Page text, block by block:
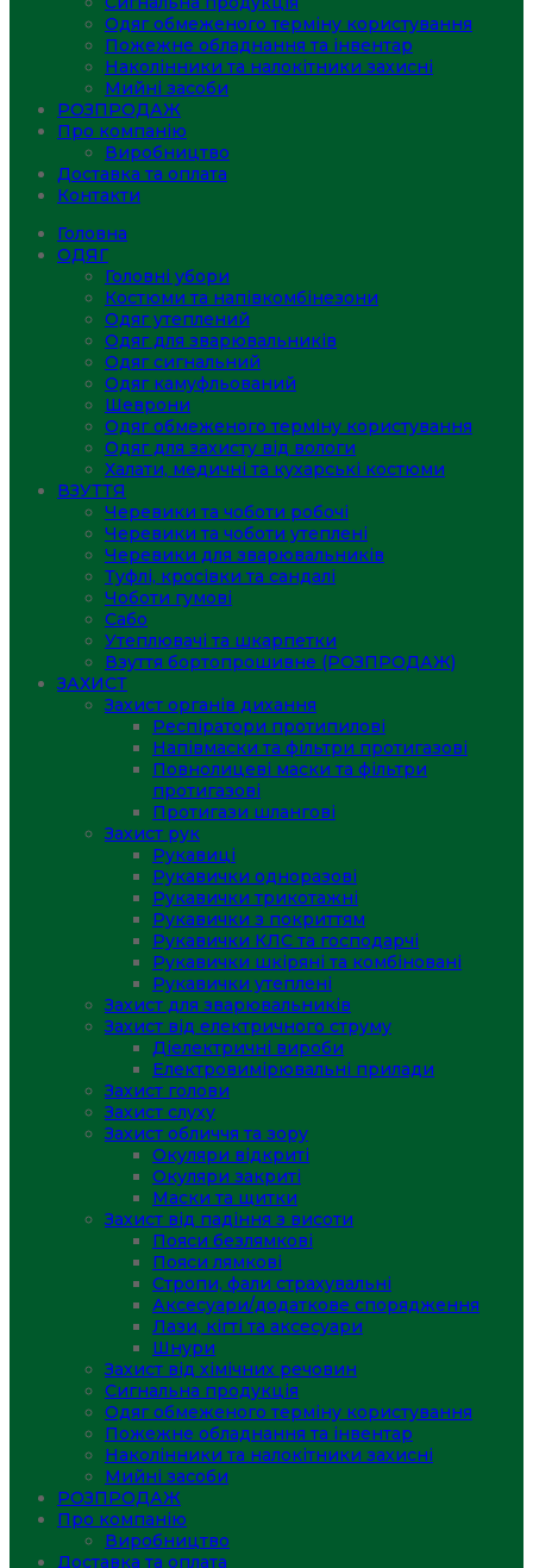
Одяг обмеженого терміну користування
Пожежне обладнання та інвентар
Наколінники та налокітники захисні
Мийні засоби
РОЗПРОДАЖ
Про компанію
Виробництво
Доставка та оплата
Контакти
Головна
ОДЯГ
Головні убори
Костюми та напівкомбінезони
Одяг утеплений
Одяг для зварювальників
Одяг сигнальний
Одяг камуфльований
Шеврони
Одяг обмеженого терміну користування
Одяг для захисту від вологи
Халати, медичні та кухарські костюми
ВЗУТТЯ
Черевики та чоботи робочі
Черевики та чоботи утеплені
Черевики для зварювальників
Туфлі, кросівки та сандалі
Чоботи гумові
Сабо
Утеплювачі та шкарпетки
Взуття бортопрошивне (РОЗПРОДАЖ)
ЗАХИСТ
Захист органів дихання
Респіратори протипилові
Напівмаски та фільтри протигазові
Повнолицеві маски та фільтри
протигазові
Протигази шлангові
Захист рук
Рукавиці
Рукавички одноразові
Рукавички трикотажні
Рукавички з покриттям
Рукавички КЛС та господарчі
Рукавички шкіряні та комбіновані
Рукавички утеплені
Захист для зварювальників
Захист від електричного струму
Діелектричні вироби
Електровимірювальні прилади
Захист голови
Захист слуху
Захист обличчя та зору
Окуляри відкриті
Окуляри закриті
Маски та щитки
Захист від падіння з висоти
Пояси безлямкові
Пояси лямкові
Стропи, фали страхувальні
Аксесуари/додаткове спорядження
Лази, кігті та аксесуари
Шнури
Захист від хімічних речовин
Сигнальна продукція
Одяг обмеженого терміну користування
Пожежне обладнання та інвентар
Наколінники та налокітники захисні
Мийні засоби
РОЗПРОДАЖ
Про компанію
Виробництво
Доставка та оплата